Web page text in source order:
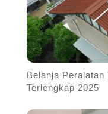
Belanja
Terlengkap 2025